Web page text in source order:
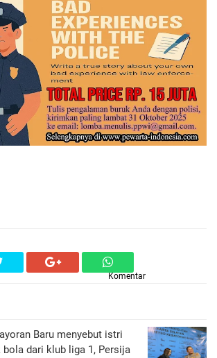
Komentar
Baru menyebut istri
dari klub liga 1, Persija